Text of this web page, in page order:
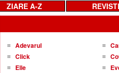
ZIARE A-Z
Adevarul
Click
Elle